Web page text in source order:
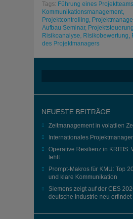
Tags: Führung eines
Kommunikationsmanagement,
Projektcontrolling,
Aufbau Seminar,
Risikoanalyse, Risikobewertung,
des Projektmanagers
NEUESTE BEITRÄGE
Zeitmanagement in volatilen
Internationales
Operative Resilienz in KRITIS:
fehlt
Prompt-Makros für KMU: Top
und klare Kommunikation
Siemens zeigt auf der CES
deutsche Industrie neu erfindet